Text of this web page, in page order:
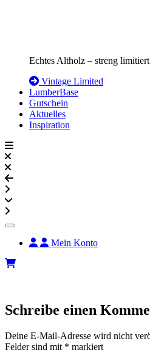
Echtes Altholz – streng
Vintage Limited
LumberBase
Gutschein
Aktuelles
Inspiration
Mein Konto
Schreibe einen
Deine E-Mail-Adresse wird nicht
Felder sind mit * markiert